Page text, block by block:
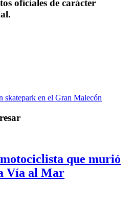
oficiales de carácter
skatepark en el Gran Malecón
que murió
Vía al Mar